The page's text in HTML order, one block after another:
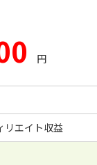
円
リエイト収益